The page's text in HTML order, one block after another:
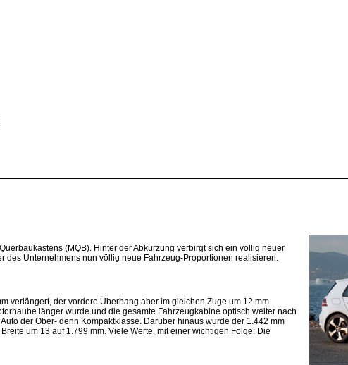
(MQB). Hinter der Abkürzung verbirgt sich ein völlig neuer
des Unternehmens nun völlig neue Fahrzeug-Proportionen realisieren.
verlängert, der vordere Überhang aber im gleichen Zuge um 12 mm
länger wurde und die gesamte Fahrzeugkabine optisch weiter nach
der Ober- denn Kompaktklasse. Darüber hinaus wurde der 1.442 mm
um 13 auf 1.799 mm. Viele Werte, mit einer wichtigen Folge: Die